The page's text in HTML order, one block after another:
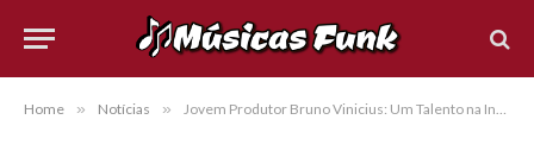
Home » Notícias » Jovem Produtor Bruno Vinicius: Um Talento na Indústria do Entretenimento